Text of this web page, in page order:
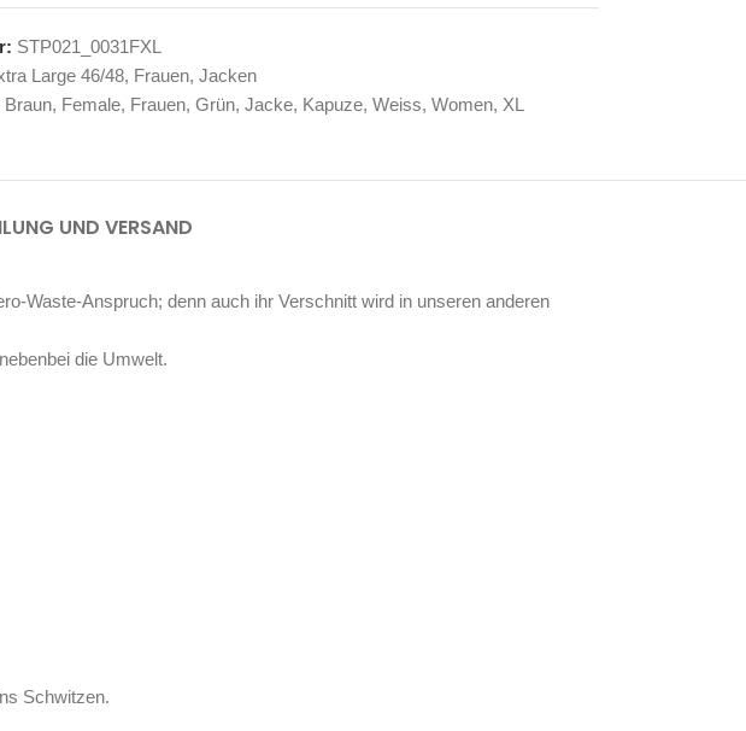
STP021_0031FXL
Large 46/48, Frauen, Jacken
Braun, Female, Frauen, Grün, Jacke, Kapuze, Weiss, Women, XL
UND VERSAND
Waste-Anspruch; denn auch ihr Verschnitt wird in unseren anderen
die Umwelt.
Schwitzen.